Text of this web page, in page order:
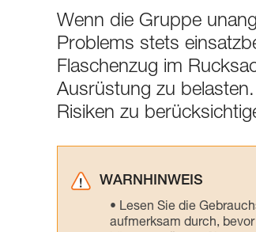
Wenn die Gruppe
Problems stets
Flaschenzug im
Ausrüstung zu
Risiken zu
WARNHINWEIS
Lesen Sie die
aufmerksam durch,